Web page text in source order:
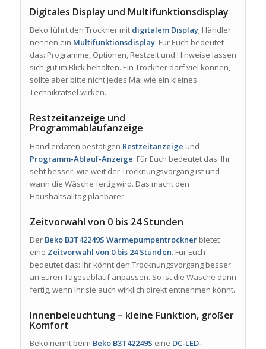
Digitales Display und Multifunktionsdisplay
Beko führt den Trockner mit digitalem Display; Händler
nennen ein Multifunktionsdisplay. Für Euch bedeutet
das: Programme, Optionen, Restzeit und Hinweise lassen
sich gut im Blick behalten. Ein Trockner darf viel können,
sollte aber bitte nicht jedes Mal wie ein kleines
Technikrätsel wirken.
Restzeitanzeige und
Programmablaufanzeige
Händlerdaten bestätigen Restzeitanzeige und
Programm-Ablauf-Anzeige. Für Euch bedeutet das: Ihr
seht besser, wie weit der Trocknungsvorgang ist und
wann die Wäsche fertig wird. Das macht den
Haushaltsalltag planbarer.
Zeitvorwahl von 0 bis 24 Stunden
Der Beko B3T42249S Wärmepumpentrocknerbietet
eine Zeitvorwahl von 0 bis 24 Stunden. Für Euch
bedeutet das: Ihr könnt den Trocknungsvorgang besser
an Euren Tagesablauf anpassen. So ist die Wäsche dann
fertig, wenn Ihr sie auch wirklich direkt entnehmen könnt.
Innenbeleuchtung – kleine Funktion, großer
Komfort
Beko nennt beim Beko B3T42249S eine DC-LED-